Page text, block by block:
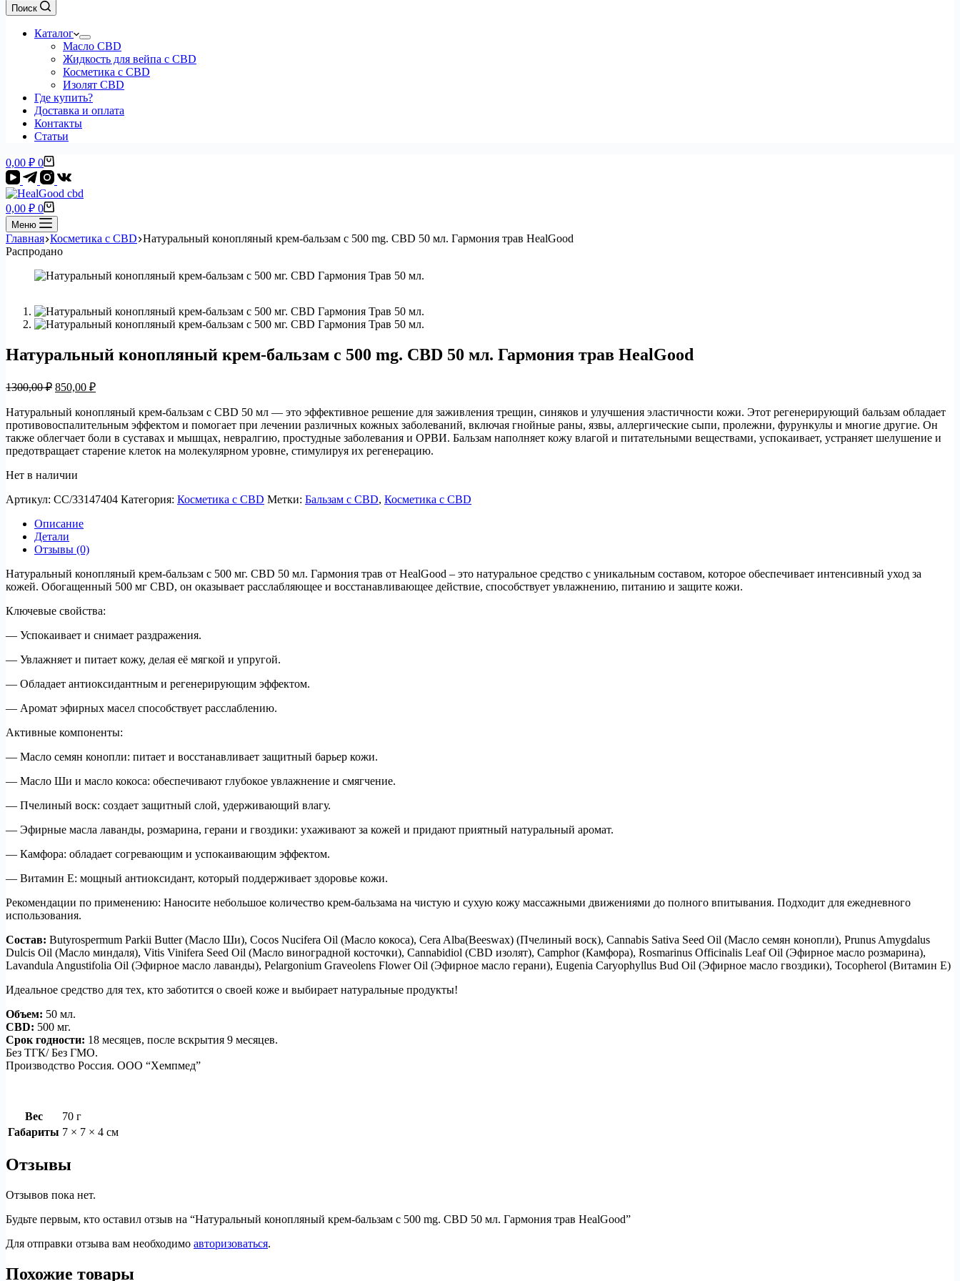
Поиск
Каталог
Масло CBD
Жидкость для вейпа с CBD
Косметика с CBD
Изолят CBD
Где купить?
Доставка и оплата
Контакты
Статьи
Корзина
0,00 ₽ 0
Корзина
0,00 ₽ 0
Меню
Главная Косметика с CBD Натуральный конопляный крем-бальзам с 500 mg. CBD 50 мл. Гармония трав HealGood
Распродано
Натуральный конопляный крем-бальзам с 500 mg. CBD 50 мл. Гармония трав HealGood
1300,00₽ Первоначальная
составляла
1300,00 ₽.
850,00 ₽Текущая
850,00 ₽.
Натуральный конопляный крем-бальзам с CBD 50 мл — это эффективное решение для заживления трещин, синяков и улучшения эластичности кожи. Этот регенерирующий бальзам обладает
противовоспалительным эффектом и помогает при лечении различных кожных заболеваний, включая гнойные раны, язвы, аллергические сыпи, пролежни, фурункулы и многие другие. Он
также облегчает боли в суставах и мышцах, невралгию, простудные заболевания и ОРВИ. Бальзам наполняет кожу влагой и питательными веществами, успокаивает, устраняет шелушение и
предотвращает старение клеток на молекулярном уровне, стимулируя их регенерацию.
Нет в наличии
Артикул: СС/33147404 Категория: Косметика с CBD Метки: Бальзам с CBD, Косметика с CBD
Описание
Детали
Отзывы (0)
Натуральный конопляный крем-бальзам с 500 мг. CBD 50 мл. Гармония трав от HealGood – это натуральное средство с уникальным составом, которое обеспечивает интенсивный уход за
кожей. Обогащенный 500 мг CBD, он оказывает расслабляющее и восстанавливающее действие, способствует увлажнению, питанию и защите кожи.
Ключевые свойства:
— Успокаивает и снимает раздражения.
— Увлажняет и питает кожу, делая её мягкой и упругой.
— Обладает антиоксидантным и регенерирующим эффектом.
— Аромат эфирных масел способствует расслаблению.
Активные компоненты:
— Масло семян конопли: питает и восстанавливает защитный барьер кожи.
— Масло Ши и масло кокоса: обеспечивают глубокое увлажнение и смягчение.
— Пчелиный воск: создает защитный слой, удерживающий влагу.
— Эфирные масла лаванды, розмарина, герани и гвоздики: ухаживают за кожей и придают приятный натуральный аромат.
— Камфора: обладает согревающим и успокаивающим эффектом.
— Витамин Е: мощный антиоксидант, который поддерживает здоровье кожи.
Рекомендации по применению: Наносите небольшое количество крем-бальзама на чистую и сухую кожу массажными движениями до полного впитывания. Подходит для ежедневного
использования.
Состав: Butyrospermum Parkii Butter (Масло Ши), Cocos Nucifera Oil (Масло кокоса), Cera Alba(Beeswax) (Пчелиный воск), Cannabis Sativa Seed Oil (Масло семян конопли), Prunus Amygdalus
Dulcis Oil (Масло миндаля), Vitis Vinifera Seed Oil (Масло виноградной косточки), Cannabidiol (CBD изолят), Camphor (Камфора), Rosmarinus Officinalis Leaf Oil (Эфирное масло розмарина),
Lavandula Angustifolia Oil (Эфирное масло лаванды), Pelargonium Graveolens Flower Oil (Эфирное масло герани), Eugenia Caryophyllus Bud Oil (Эфирное масло гвоздики), Tocopherol (Витамин Е)
Идеальное средство для тех, кто заботится о своей коже и выбирает натуральные продукты!
Объем: 50 мл.
CBD: 500 мг.
Срок годности: 18 месяцев, после вскрытия 9 месяцев.
Без ТГК/ Без ГМО.
Производство Россия. ООО “Хемпмед”
Вес
70 г
Габариты 7 × 7 × 4 см
Отзывы
Отзывов пока нет.
Будьте первым, кто оставил отзыв на “Натуральный конопляный крем-бальзам с 500 mg. CBD 50 мл. Гармония трав HealGood”
Для отправки отзыва вам необходимо авторизоваться.
Похожие товары